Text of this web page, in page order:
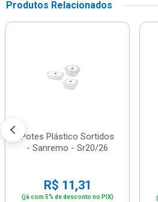
Produtos Relacionados
Potes Plástico Sortidos
- Sanremo - Sr20/26
R$ 11,31
(já com 5% de desconto no PIX)